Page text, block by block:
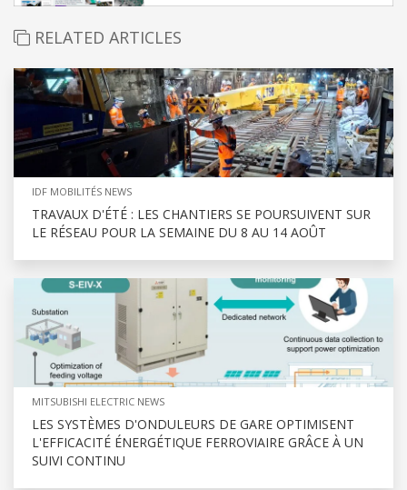
RELATED ARTICLES
IDF MOBILITÉS NEWS
TRAVAUX D'ÉTÉ : LES CHANTIERS SE POURSUIVENT SUR
LE RÉSEAU POUR LA SEMAINE DU 8 AU 14 AOÛT
MITSUBISHI ELECTRIC NEWS
LES SYSTÈMES D'ONDULEURS DE GARE OPTIMISENT
L'EFFICACITÉ ÉNERGÉTIQUE FERROVIAIRE GRÂCE À UN
SUIVI CONTINU